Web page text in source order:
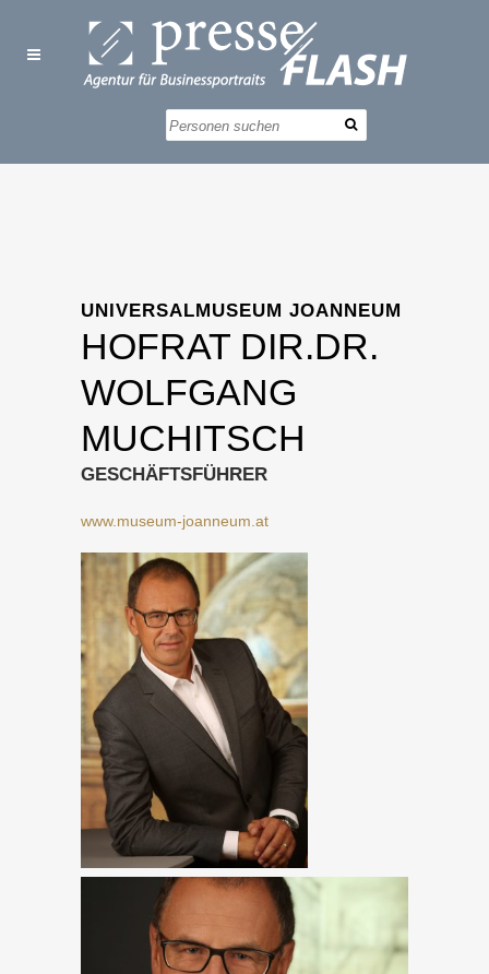
UNIVERSALMUSEUM JOANNEUM
HOFRAT DIR.DR.
WOLFGANG
MUCHITSCH
GESCHÄFTSFÜHRER
www.museum-joanneum.at